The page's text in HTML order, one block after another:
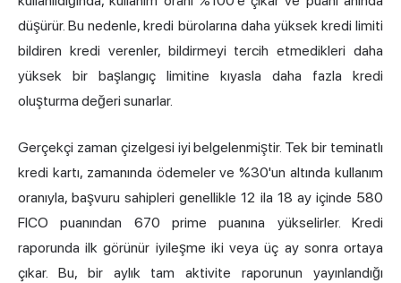
düşürür. Bu nedenle, kredi bürolarına daha yüksek kredi limiti
bildiren kredi verenler, bildirmeyi tercih etmedikleri daha
yüksek bir başlangıç limitine kıyasla daha fazla kredi
oluşturma değeri sunarlar.
Gerçekçi zaman çizelgesi iyi belgelenmiştir. Tek bir teminatlı
kredi kartı, zamanında ödemeler ve %30'un altında kullanım
oranıyla, başvuru sahipleri genellikle 12 ila 18 ay içinde 580
FICO puanından 670 prime puanına yükselirler. Kredi
raporunda ilk görünür iyileşme iki veya üç ay sonra ortaya
çıkar. Bu, bir aylık tam aktivite raporunun yayınlandığı